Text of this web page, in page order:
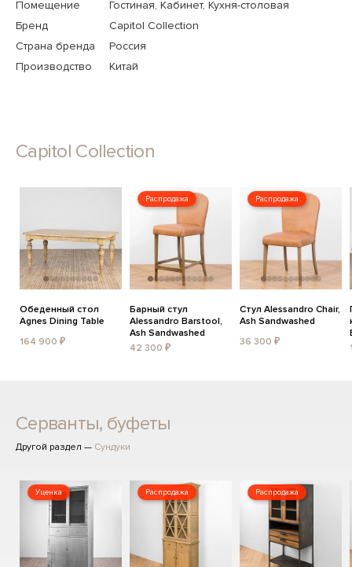
Помещение
Гостиная, Кабинет, Кухня-столовая
Бренд
Capitol Collection
Страна бренда
Россия
Производство
Китай
Capitol Collection
Обеденный стол
Agnes Dining Table
164 900 ₽
Распродажа
Барный стул
Alessandro Barstool,
Ash Sandwashed
42 300 ₽
Распродажа
Стул Alessandro Chair,
Ash Sandwashed
36 300 ₽
Серванты, буфеты
Другой раздел — Сундуки
Уценка Распродажа Распродажа